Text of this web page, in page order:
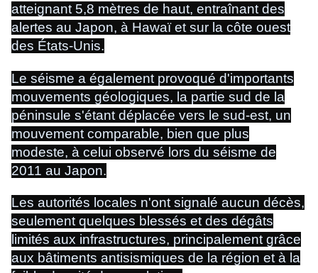
atteignant 5,8 mètres de haut, entraînant des
alertes au Japon, à Hawaï et sur la côte ouest
des États-Unis.
Le séisme a également provoqué d'importants
mouvements géologiques, la partie sud de la
péninsule s'étant déplacée vers le sud-est, un
mouvement comparable, bien que plus
modeste, à celui observé lors du séisme de
2011 au Japon.
Les autorités locales n'ont signalé aucun décès,
seulement quelques blessés et des dégâts
limités aux infrastructures, principalement grâce
aux bâtiments antisismiques de la région et à la